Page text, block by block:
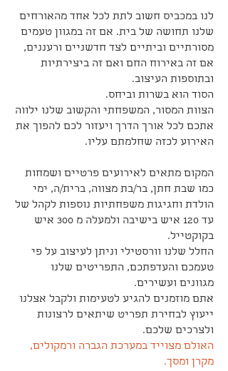
לנו במכביס חשוב לתת לכל אחד מהאורחים
שלנו תחושה של בית. אם זה במגוון טעמים
מסורתיים וביתיים לצד חדשניים ורעננים,
אם זה באירוח החם ואם זה ביצירתיות
ובתוספות העיצוב.
הסוד הוא בשרות וביחס.
הצוות המסור, המשפחתי והקשוב שלנו ילווה
אתכם לכל אורך הדרך ויעזור לכם להפוך את
האירוע לכזה שחלמתם עליו.
המקום מתאים לאירועים פרטיים ושמחות
כמו שבת חתן, בר/בת מצווה, ברית/ה, ימי
הולדת וחגיגות משפחתיות נוספות לקהל של
עד 120 איש בישיבה ולמעלה מ 300 איש
בקוקטייל.
החלל שלנו וורסטילי וניתן לעיצוב על פי
טעמכם והעדפתכם, התפריטים שלנו
מגוונים ועשירים.
אתם מוזמנים להגיע לטעימות ולקבל אצלנו
ייעוץ לבחירת תפריט שיתאים לרצונות
ולצרכים שלכם.
האולם מצוייד במערכת הגברה ורמקולים,
מקרן ומסך.